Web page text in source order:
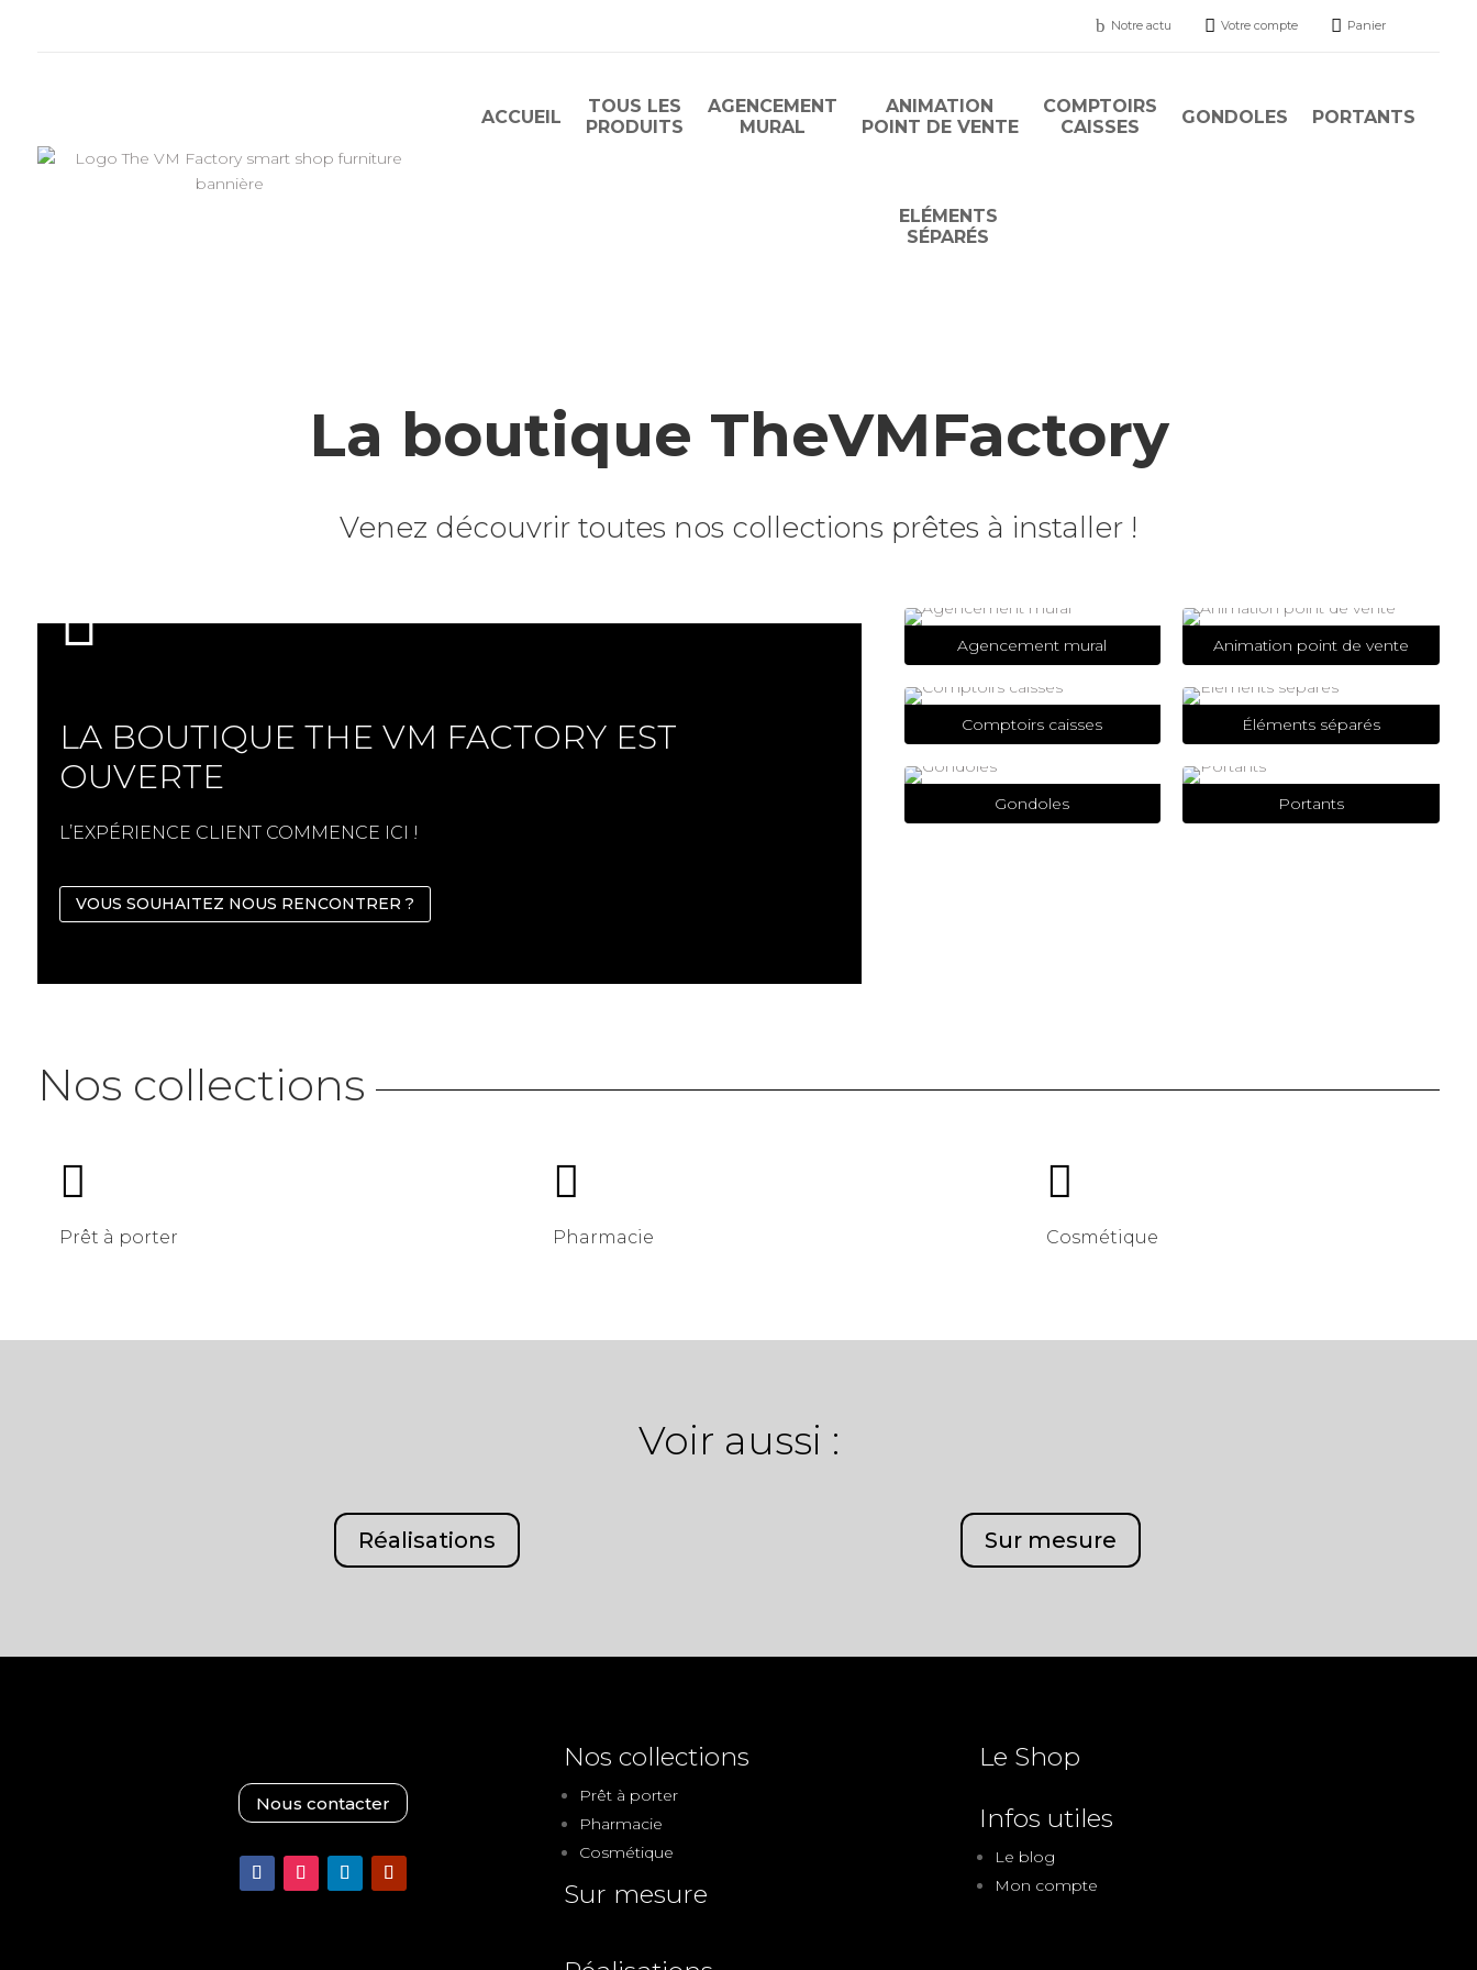
b Notre actu  Votre compte  Panier
ACCUEIL
TOUS LES
PRODUITS
AGENCEMENT
MURAL
ANIMATION
POINT DE VENTE
COMPTOIRS
CAISSES
GONDOLES PORTANTS
ELÉMENTS
SÉPARÉS
La boutique TheVMFactory
Venez découvrir toutes nos collections prêtes à installer !

LA BOUTIQUE THE VM FACTORY EST
OUVERTE
L’EXPÉRIENCE CLIENT COMMENCE ICI !
VOUS SOUHAITEZ NOUS RENCONTRER ?
Agencement mural Animation point de vente
Comptoirs caisses Éléments séparés
Gondoles Portants
Nos collections

Prêt à porter

Pharmacie

Cosmétique
Voir aussi :
Réalisations Sur mesure
Nous contacter
Nos collections
Prêt à porter
Pharmacie
Cosmétique
Sur mesure
Le Shop
Infos utiles
Le blog
Mon compte